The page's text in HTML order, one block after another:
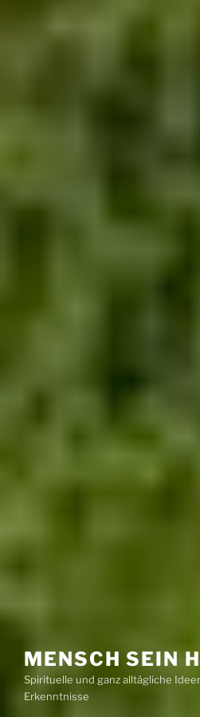
MENSCH SEIN
Spirituelle und ganz alltägliche
Erkenntnisse